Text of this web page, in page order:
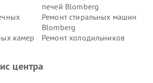
печей Blomberg
Ремонт стиральных машин
Blomberg
камер
Ремонт холодильников
центра